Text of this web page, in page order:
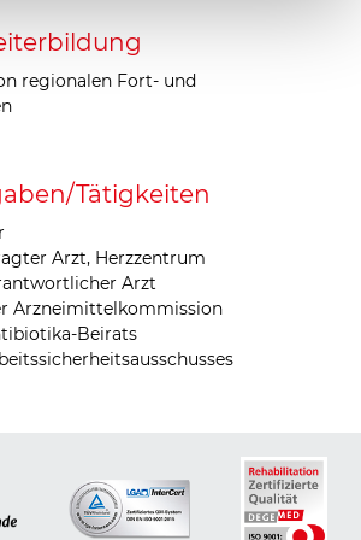
regionalen Fort- und
Tätigkeiten
Arzt, Herzzentrum
Arzt
Arzneimittelkommission
Beirats